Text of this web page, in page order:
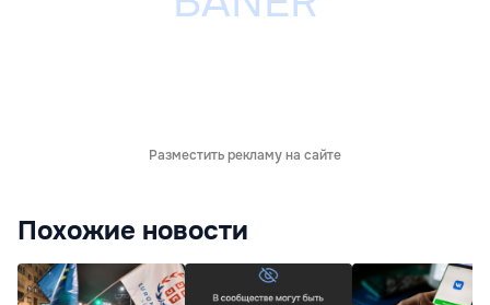
Разместить рекламу на сайте
Похожие новости